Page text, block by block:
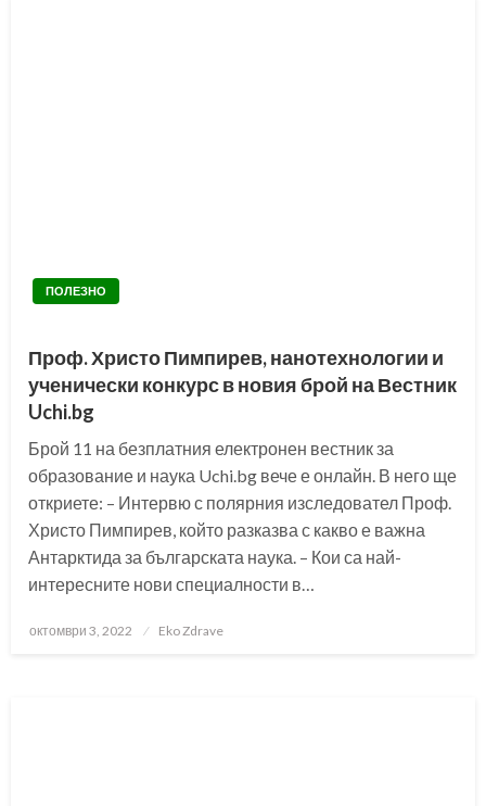
ПОЛЕЗНО
Проф. Христо Пимпирев, нанотехнологии и
ученически конкурс в новия брой на Вестник
Uchi.bg
Брой 11 на безплатния електронен вестник за
образование и наука Uchi.bg вече е онлайн. В него ще
откриете: – Интервю с полярния изследовател Проф.
Христо Пимпирев, който разказва с какво е важна
Антарктида за българската наука. – Кои са най-
интересните нови специалности в…
Posted
октомври 3, 2022 Eko Zdrave